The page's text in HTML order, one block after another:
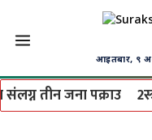
आइतबार, ९
तीन जना पक्राउ 2